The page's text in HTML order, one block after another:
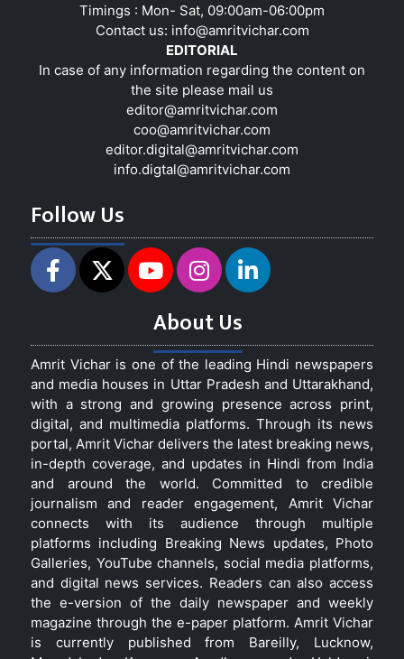
Timings : Mon- Sat, 09:00am-06:00pm
Contact us: info@amritvichar.com
EDITORIAL
In case of any information regarding the content on
the site please mail us
editor@amritvichar.com
coo@amritvichar.com
editor.digital@amritvichar.com
info.digtal@amritvichar.com
Follow Us
About Us
Amrit Vichar is one of the leading Hindi newspapers
and media houses in Uttar Pradesh and Uttarakhand,
with a strong and growing presence across print,
digital, and multimedia platforms. Through its news
portal, Amrit Vichar delivers the latest breaking news,
in-depth coverage, and updates in Hindi from India
and around the world. Committed to credible
journalism and reader engagement, Amrit Vichar
connects with its audience through multiple
platforms including Breaking News updates, Photo
Galleries, YouTube channels, social media platforms,
and digital news services. Readers can also access
the e-version of the daily newspaper and weekly
magazine through the e-paper platform. Amrit Vichar
is currently published from Bareilly, Lucknow,